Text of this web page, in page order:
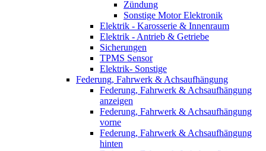
Zündung
Sonstige Motor Elektronik
Elektrik - Karosserie & Innenraum
Elektrik - Antrieb & Getriebe
Sicherungen
TPMS Sensor
Elektrik- Sonstige
Federung, Fahrwerk & Achsaufhängung
Federung, Fahrwerk & Achsaufhängung
anzeigen
Federung, Fahrwerk & Achsaufhängung
vorne
Federung, Fahrwerk & Achsaufhängung
hinten